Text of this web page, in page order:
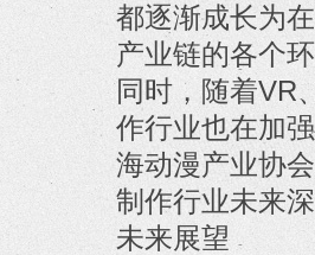
都逐渐成长为
产业链的各个
同时，随着VR
作行业也在加
海动漫产业协
制作行业未来
未来展望